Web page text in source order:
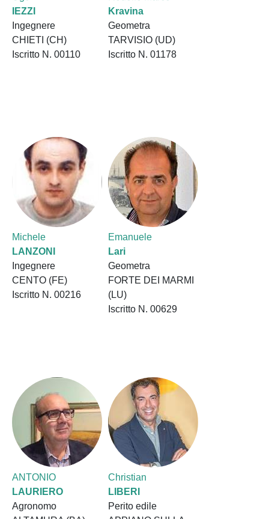
IEZZI
Ingegnere
CHIETI (CH)
Iscritto N. 00110
Kravina
Geometra
TARVISIO (UD)
Iscritto N. 01178
Michele
LANZONI
Ingegnere
CENTO (FE)
Iscritto N. 00216
Emanuele
Lari
Geometra
FORTE DEI MARMI
(LU)
Iscritto N. 00629
ANTONIO
LAURIERO
Agronomo
Christian
LIBERI
Perito edile